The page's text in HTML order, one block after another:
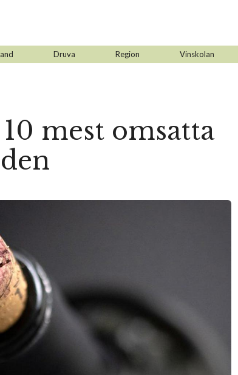
Druva Region Vinskolan
mest omsatta